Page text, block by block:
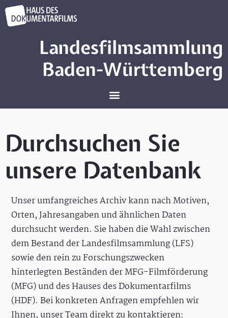
Landesfilmsammlung
Baden-Württemberg
Durchsuchen Sie
unsere Datenbank
Unser umfangreiches Archiv kann nach Motiven,
Orten, Jahresangaben und ähnlichen Daten
durchsucht werden. Sie haben die Wahl zwischen
dem Bestand der Landesfilmsammlung (LFS)
sowie den rein zu Forschungszwecken
hinterlegten Beständen der MFG-Filmförderung
(MFG) und des Hauses des Dokumentarfilms
(HDF). Bei konkreten Anfragen empfehlen wir
Ihnen, unser Team direkt zu kontaktieren: